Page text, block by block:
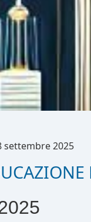
settembre 2025